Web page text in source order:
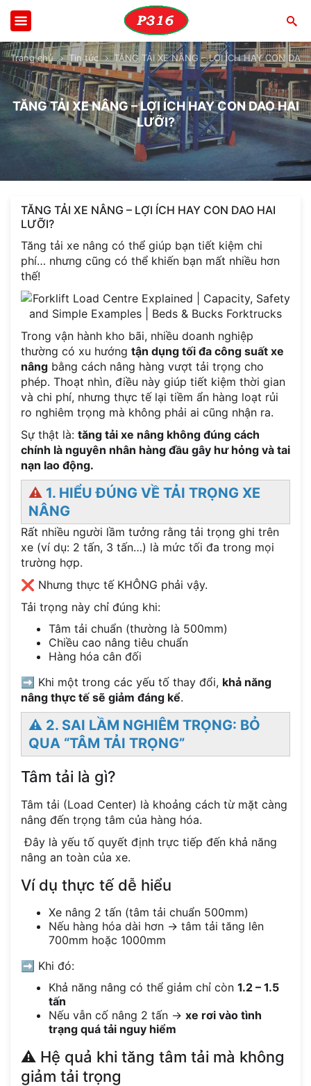
Trang chủ Tin tức TĂNG TẢI XE NÂNG – LỢI ÍCH HAY CON
TĂNG TẢI XE NÂNG – LỢI ÍCH HAY CON DAO HAI
LƯỠI?
TĂNG TẢI XE NÂNG – LỢI ÍCH HAY CON DAO HAI
LƯỠI?
Tăng tải xe nâng có thể giúp bạn tiết kiệm chi
phí… nhưng cũng có thể khiến bạn mất nhiều hơn
thế!
Trong vận hành kho bãi, nhiều doanh nghiệp
thường có xu hướng tận dụng tối đa công suất xe
nâng bằng cách nâng hàng vượt tải trọng cho
phép. Thoạt nhìn, điều này giúp tiết kiệm thời gian
và chi phí, nhưng thực tế lại tiềm ẩn hàng loạt rủi
ro nghiêm trọng mà không phải ai cũng nhận ra.
Sự thật là: tăng tải xe nâng không đúng cách
chính là nguyên nhân hàng đầu gây hư hỏng và tai
nạn lao động.
⚠️ 1. HIỂU ĐÚNG VỀ TẢI TRỌNG XE
NÂNG
Rất nhiều người lầm tưởng rằng tải trọng ghi trên
xe (ví dụ: 2 tấn, 3 tấn…) là mức tối đa trong mọi
trường hợp.
❌ Nhưng thực tế KHÔNG phải vậy.
Tải trọng này chỉ đúng khi:
Tâm tải chuẩn (thường là 500mm)
Chiều cao nâng tiêu chuẩn
Hàng hóa cân đối
➡️ Khi một trong các yếu tố thay đổi, khả năng
nâng thực tế sẽ giảm đáng kể.
⚠️ 2. SAI LẦM NGHIÊM TRỌNG: BỎ
QUA “TÂM TẢI TRỌNG”
Tâm tải là gì?
Tâm tải (Load Center) là khoảng cách từ mặt càng
nâng đến trọng tâm của hàng hóa.
Đây là yếu tố quyết định trực tiếp đến khả năng
nâng an toàn của xe.
Ví dụ thực tế dễ hiểu
Xe nâng 2 tấn (tâm tải chuẩn 500mm)
Nếu hàng hóa dài hơn → tâm tải tăng lên
700mm hoặc 1000mm
➡️ Khi đó:
Khả năng nâng có thể giảm chỉ còn 1.2 – 1.5
tấn
Nếu vẫn cố nâng 2 tấn → xe rơi vào tình
trạng quá tải nguy hiểm
⚠️ Hệ quả khi tăng tâm tải mà không
giảm tải trọng